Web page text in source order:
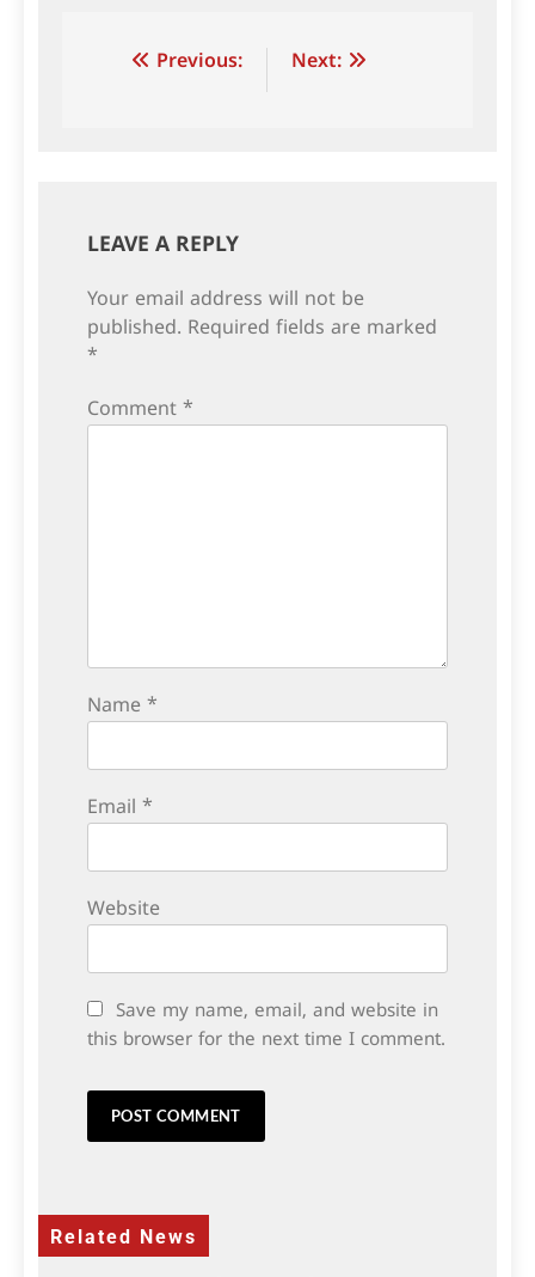
Post Previous: Next:
LEAVE A REPLY
Your email address will not be
published. Required fields are marked
*
Comment *
Name *
Email *
Website
Save my name, email, and website in
this browser for the next time I comment.
Related News